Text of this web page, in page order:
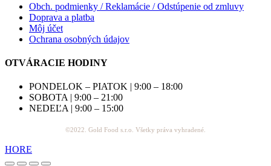
Obch. podmienky / Reklamácie / Odstúpenie od zmluvy
Doprava a platba
Môj účet
Ochrana osobných údajov
OTVÁRACIE HODINY
PONDELOK – PIATOK | 9:00 – 18:00
SOBOTA | 9:00 – 21:00
NEDEĽA | 9:00 – 15:00
©2022. Gold Food s.r.o. Všetky práva vyhradené.
HORE